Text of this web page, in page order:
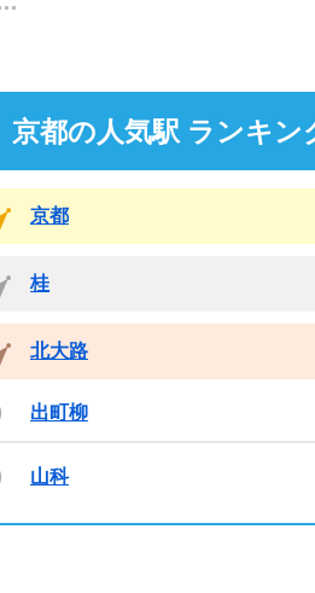
京都の人気駅 ランキン
京都
桂
北大路
出町柳
山科